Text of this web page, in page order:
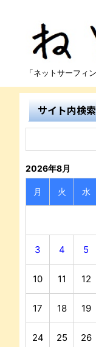
「ネットサーフィ
サイト内検索
2026年8月
月 火 水
3 4 5
10 11 12
17 18 19
24 25 26